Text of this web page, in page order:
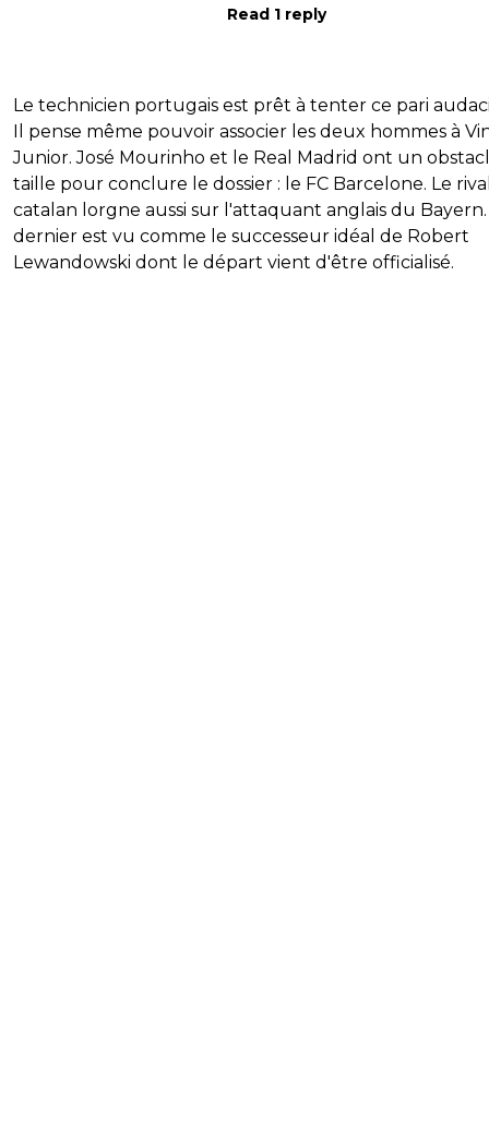
Read 1 reply
Le technicien portugais est prêt à tenter ce pari
Il pense même pouvoir associer les deux hommes à
Junior. José Mourinho et le Real Madrid ont un
taille pour conclure le dossier : le FC Barcelone. Le
catalan lorgne aussi sur l'attaquant anglais du Bayern.
dernier est vu comme le successeur idéal de Robert
Lewandowski dont le départ vient d'être officialisé.